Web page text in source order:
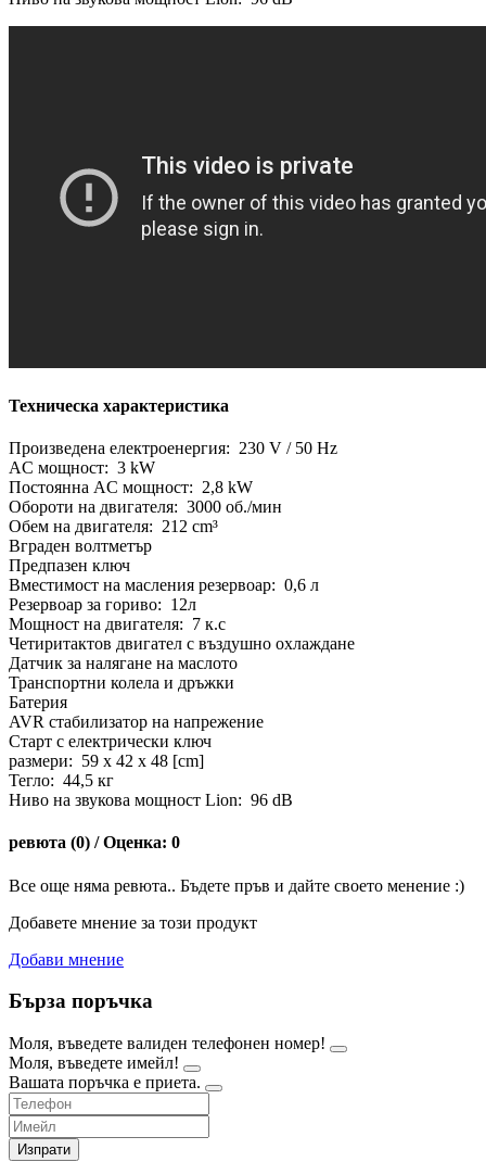
Техническа характеристика
Произведена електроенергия: 230 V / 50 Hz
AC мощност: 3 kW
Постоянна AC мощност: 2,8 kW
Обороти на двигателя: 3000 об./мин
Обем на двигателя: 212 cm³
Вграден волтметър
Предпазен ключ
Вместимост на масления резервоар: 0,6 л
Резервоар за гориво: 12л
Мощност на двигателя: 7 к.с
Четиритактов двигател с въздушно охлаждане
Датчик за налягане на маслото
Транспортни колела и дръжки
Батерия
AVR стабилизатор на напрежение
Старт с електрически ключ
размери: 59 x 42 x 48 [cm]
Тегло: 44,5 кг
Ниво на звукова мощност Lion: 96 dB
ревюта (0) / Оценка: 0
Все още няма ревюта.. Бъдете пръв и дайте своето менение :)
Добавете мнение за този продукт
Добави мнение
Бърза поръчка
Моля, въведете валиден телефонен номер!
Моля, въведете имейл!
Вашата поръчка е приета.
Изпрати